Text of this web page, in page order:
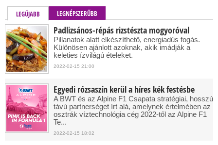
LEGÚJABB LEGNÉPSZERŰBB
Padlizsános-répás rizstészta mogyoróval
Pillanatok alatt elkészíthető, energiadús fogás.
Különösen ajánlott azoknak, akik imádják a
keleties ízvilágú ételeket.
2022-02-15 21:00
Egyedi rózsaszín kerül a híres kék festésbe
A BWT és az Alpine F1 Csapata stratégiai, hosszú
távú partnerséget írt alá, amelynek értelmében az
osztrák víztechnológia cég 2022-től az Alpine F1
Te...
2022-02-15 18:02